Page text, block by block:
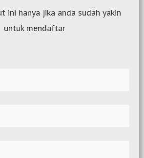
ini hanya jika anda sudah yakin
untuk mendaftar